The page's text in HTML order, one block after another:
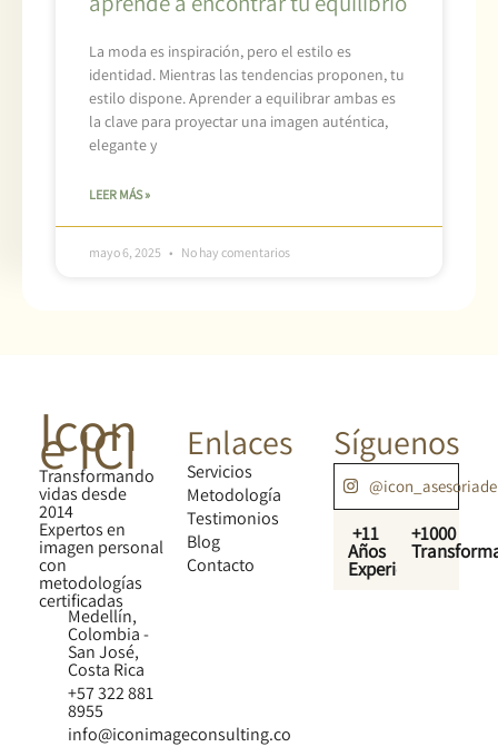
La moda es inspiración, pero el estilo es
identidad. Mientras las tendencias proponen, tu
estilo dispone. Aprender a equilibrar ambas es
la clave para proyectar una imagen auténtica,
elegante y
LEER MÁS »
mayo 6, 2025 No hay comentarios
Icon
e ICI
Transformando
vidas desde
2014
Expertos en
imagen personal
con
metodologías
certificadas
Medellín,
Colombia -
San José,
Costa Rica
+57 322 881
8955
info@iconimageconsulting.co
Enlaces
Servicios
Metodología
Testimonios
Blog
Contacto
Síguenos
+11
Años
Experiencia
+1000